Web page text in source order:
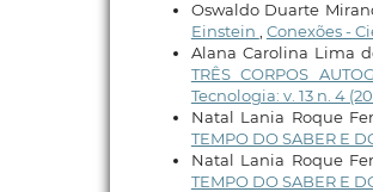
Oswaldo Duarte
Einstein
Conexões -
Alana Carolina Lima
TRÊS CORPOS
Tecnologia: v. 13 n. 4
Natal Lania Roque
TEMPO DO SABER E
Natal Lania Roque
TEMPO DO SABER E